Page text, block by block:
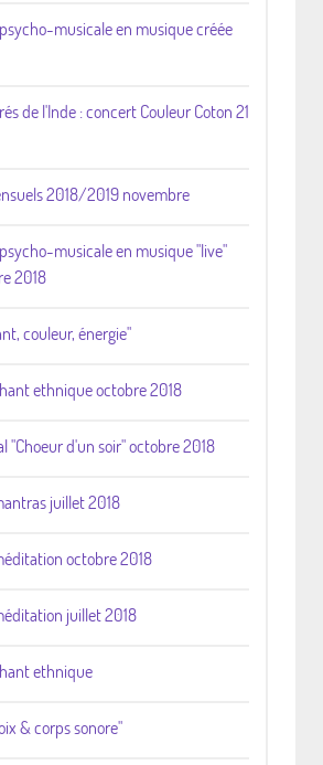
musicale en musique créée
de l'Inde : concert Couleur Coton 21
2018/2019 novembre
musicale en musique "live"
2018
couleur, énergie"
ethnique octobre 2018
"Choeur d'un soir" octobre 2018
juillet 2018
octobre 2018
juillet 2018
ethnique
& corps sonore"